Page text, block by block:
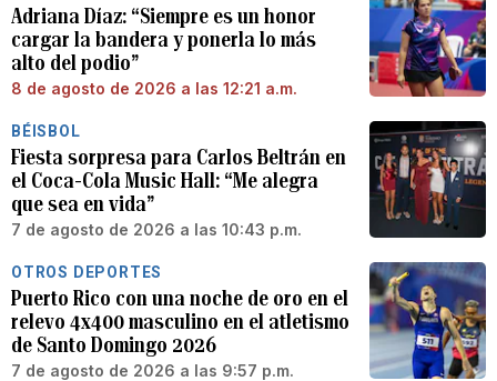
Adriana Díaz: “Siempre es un honor
cargar la bandera y ponerla lo más
alto del podio”
8 de agosto de 2026 a las 12:21 a.m.
BÉISBOL
Fiesta sorpresa para Carlos Beltrán en
el Coca-Cola Music Hall: “Me alegra
que sea en vida”
7 de agosto de 2026 a las 10:43 p.m.
OTROS DEPORTES
Puerto Rico con una noche de oro en el
relevo 4x400 masculino en el atletismo
de Santo Domingo 2026
7 de agosto de 2026 a las 9:57 p.m.